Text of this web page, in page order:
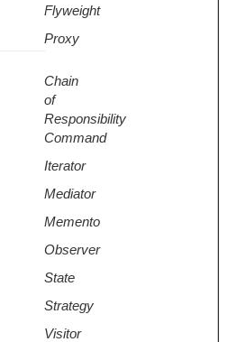
Flyweight
Proxy
Chain
of
Responsibility
Command
Iterator
Mediator
Memento
Observer
State
Strategy
Visitor